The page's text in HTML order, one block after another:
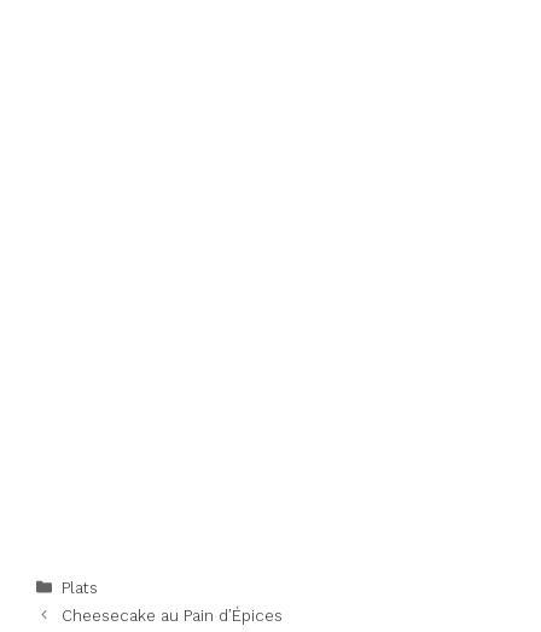
Categories
Plats
Cheesecake au Pain d’Épices